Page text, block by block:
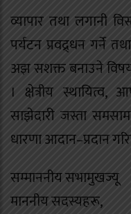
व्यापार तथा लगानी
पर्यटन प्रवद्र्धन गर्ने
अझ सशक्त बनाउने
। क्षेत्रीय स्थायित्व,
साझेदारी जस्ता
धारणा आदान–प्रदान
सम्माननीय सभामुखज्यू
माननीय सदस्यहरू,